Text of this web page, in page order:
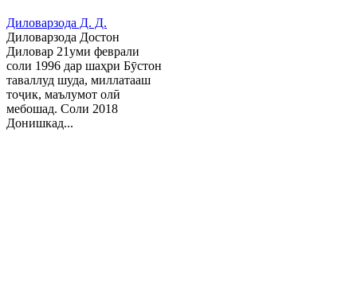
Диловарзода Д. Д.
Диловарзода Достон
Диловар 21уми феврали
соли 1996 дар шаҳри Бӯстон
таваллуд шуда, миллатааш
тоҷик, маълумот олӣ
мебошад. Соли 2018
Донишкад...